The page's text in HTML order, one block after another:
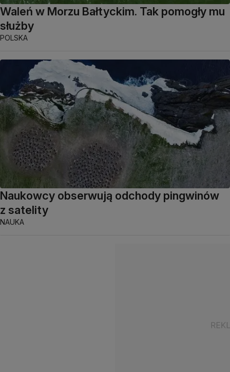
Waleń w Morzu Bałtyckim. Tak pomogły mu
służby
POLSKA
Naukowcy obserwują odchody pingwinów
z satelity
NAUKA